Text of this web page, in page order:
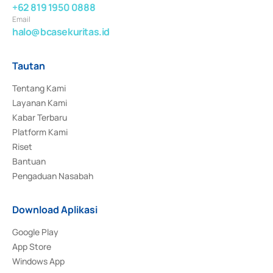
+62 819 1950 0888
Email
halo@bcasekuritas.id
Tautan
Tentang Kami
Layanan Kami
Kabar Terbaru
Platform Kami
Riset
Bantuan
Pengaduan Nasabah
Download Aplikasi
Google Play
App Store
Windows App